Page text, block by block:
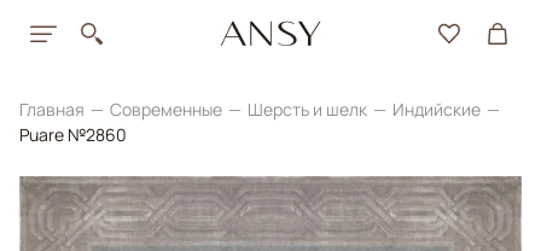
Главная Современные Шерсть и шелк
Индийские
Puare №2860